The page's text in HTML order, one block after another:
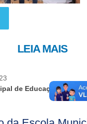
LEIA MAIS
de Educação,Cultura,